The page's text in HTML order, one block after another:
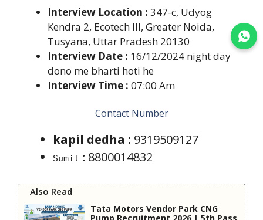
Join WhatsApp
Interview Location : 347-c, Udyog
Kendra 2, Ecotech III, Greater Noida,
Tusyana, Uttar Pradesh 20130
Interview Date : 16/12/2024 night day
dono me bharti hoti he
Interview Time : 07:00 Am
Contact Number
kapil dedha : 9319509127
Sumit : 8800014832
Also Read
Tata Motors Vendor Park CNG
Pump Recruitment 2026 | 5th Pass